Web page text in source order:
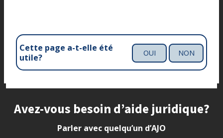
Cette page a-t-elle été
utile?
OUI NON
Site footer
Avez-vous besoin d’aide juridique?
Parler avec quelqu’un d’AJO